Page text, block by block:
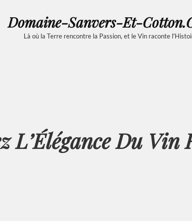
Domaine-Sanvers-Et-
Là où la Terre rencontre la Passion, et le Vin raconte
L’Élégance Du Vin